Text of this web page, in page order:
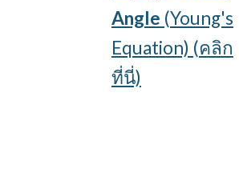
Angle (Young's
Equation) (คลิก
ที่นี่)